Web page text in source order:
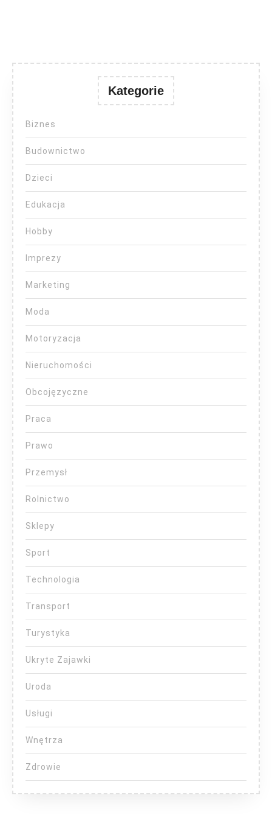
Kategorie
Biznes
Budownictwo
Dzieci
Edukacja
Hobby
Imprezy
Marketing
Moda
Motoryzacja
Nieruchomości
Obcojęzyczne
Praca
Prawo
Przemysł
Rolnictwo
Sklepy
Sport
Technologia
Transport
Turystyka
Ukryte Zajawki
Uroda
Usługi
Wnętrza
Zdrowie